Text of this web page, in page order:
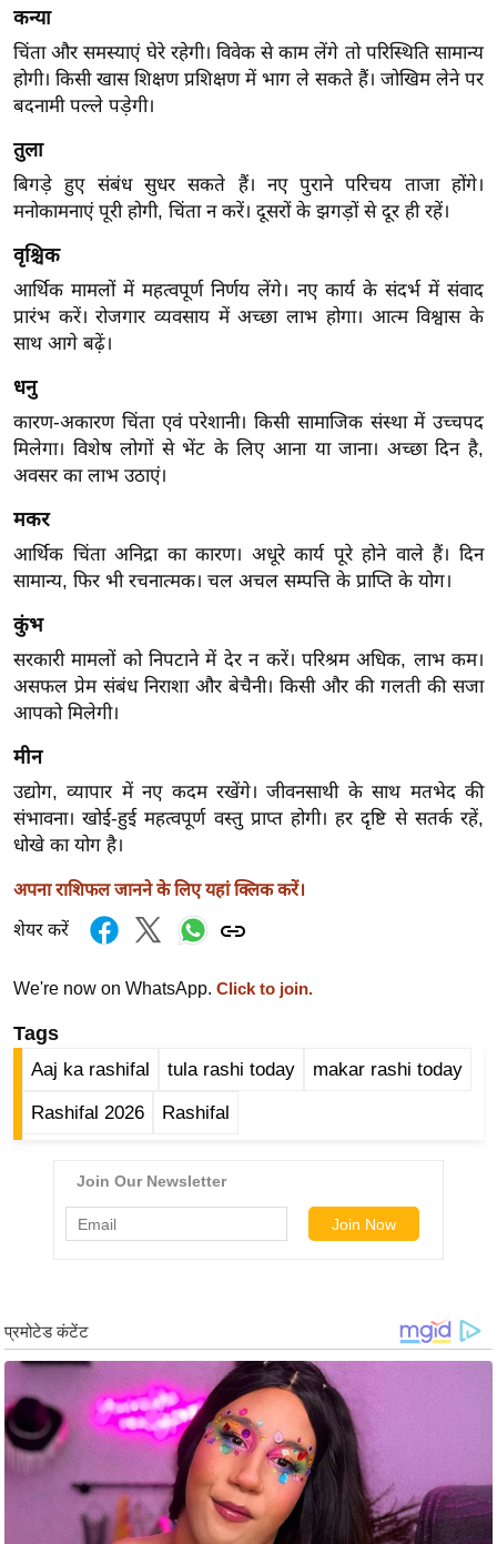
टो
व
र्ल्ड
न्यू
ब्री
फ
नो
रं
ज
न
ग
त
बॉ
वु
ड
हॉ
ली
वु
ड
फि
स
मी
क्षा
B
r
a
i
n
g
e
इ
ल
क्नॉ
लॉ
कन्या
चिंता और समस्याएं घेरे रहेगी। विवेक से काम लेंगे तो परिस्थिति सामान्य
होगी। किसी खास शिक्षण प्रशिक्षण में भाग ले सकते हैं। जोखिम लेने पर
बदनामी पल्ले पड़ेगी।
तुला
बिगड़े हुए संबंध सुधर सकते हैं। नए पुराने परिचय ताजा होंगे।
मनोकामनाएं पूरी होगी, चिंता न करें। दूसरों के झगड़ों से दूर ही रहें।
वृश्चिक
आर्थिक मामलों में महत्वपूर्ण निर्णय लेंगे। नए कार्य के संदर्भ में संवाद
प्रारंभ करें। रोजगार व्यवसाय में अच्छा लाभ होगा। आत्म विश्वास के
साथ आगे बढ़ें।
धनु
कारण-अकारण चिंता एवं परेशानी। किसी सामाजिक संस्था में उच्चपद
मिलेगा। विशेष लोगों से भेंट के लिए आना या जाना। अच्छा दिन है,
अवसर का लाभ उठाएं।
मकर
आर्थिक चिंता अनिद्रा का कारण। अधूरे कार्य पूरे होने वाले हैं। दिन
सामान्य, फिर भी रचनात्मक। चल अचल सम्पत्ति के प्राप्ति के योग।
कुंभ
सरकारी मामलों को निपटाने में देर न करें। परिश्रम अधिक, लाभ कम।
असफल प्रेम संबंध निराशा और बेचैनी। किसी और की गलती की सजा
आपको मिलेगी।
मीन
उद्योग, व्यापार में नए कदम रखेंगे। जीवनसाथी के साथ मतभेद की
संभावना। खोई-हुई महत्वपूर्ण वस्तु प्राप्त होगी। हर दृष्टि से सतर्क रहें,
धोखे का योग है।
अपना राशिफल जानने के लिए यहां क्लिक करें।
शेयर करें
We're now on WhatsApp. Click to join.
Tags
Aaj ka rashifal tula rashi today makar rashi today
Rashifal 2026 Rashifal